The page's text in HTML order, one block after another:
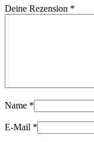
Deine Rezension *
Name *
E-Mail *